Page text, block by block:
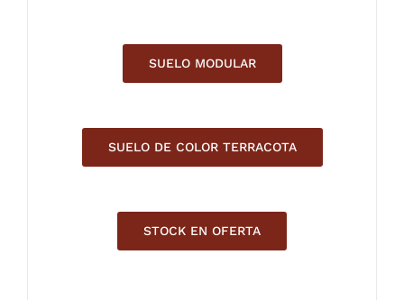
SUELO MODULAR
SUELO DE COLOR TERRACOTA
STOCK EN OFERTA